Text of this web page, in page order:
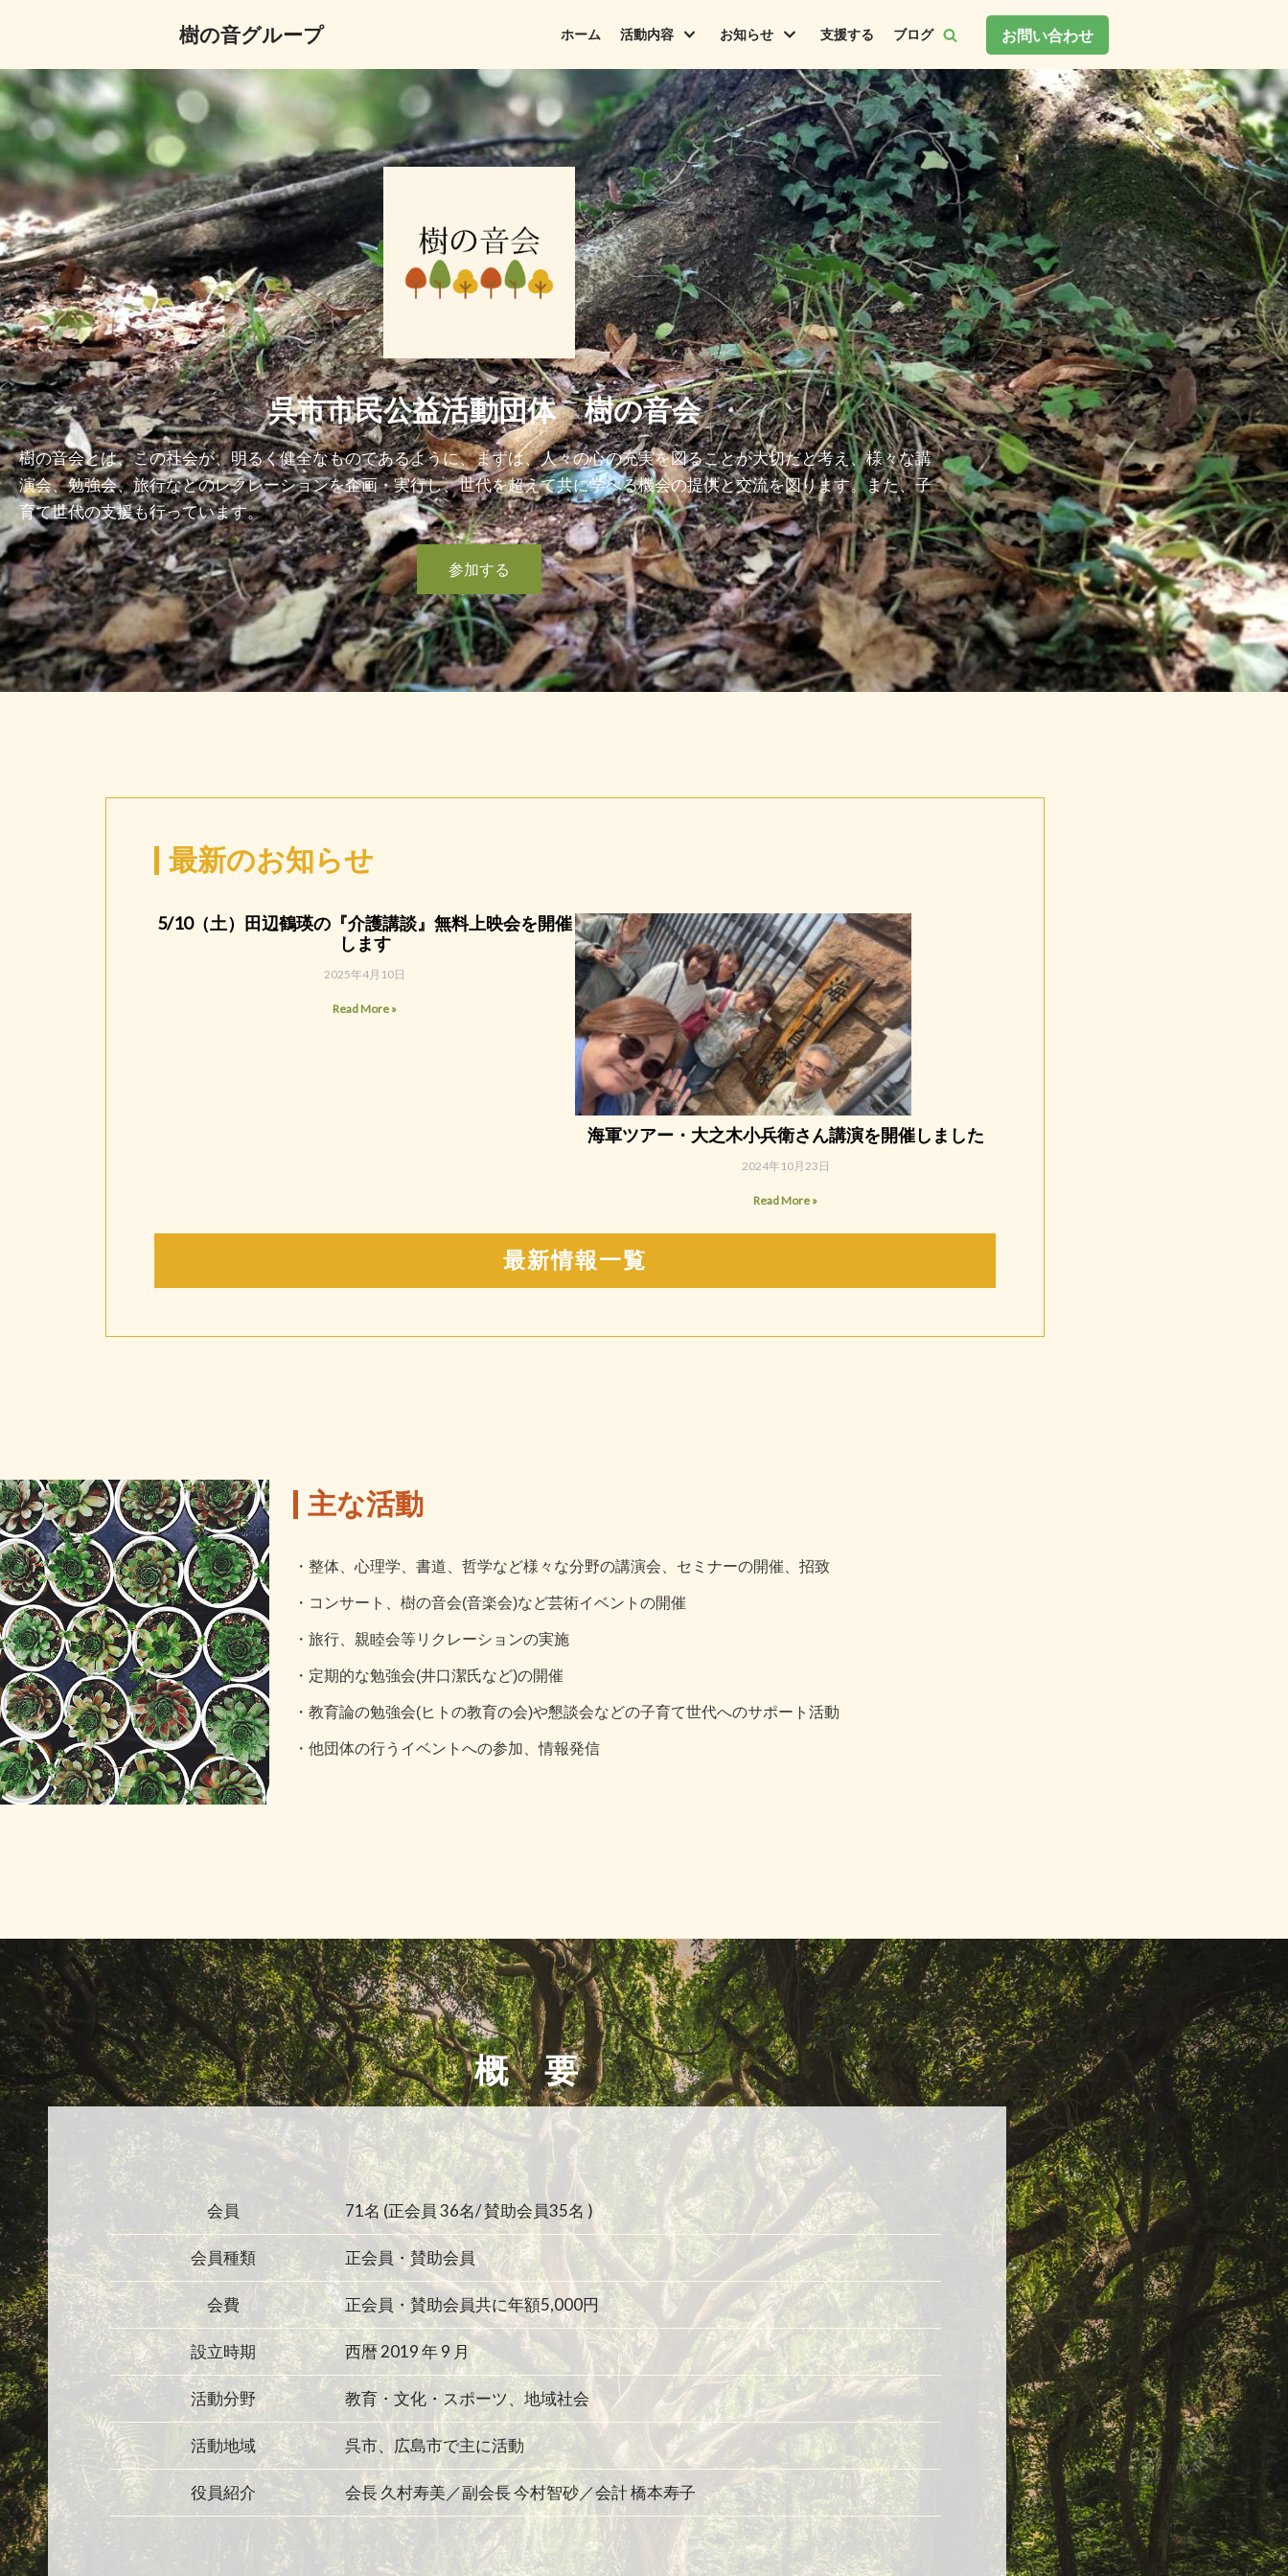
ン
テ
ン
ツ
へ
ス
キ
ッ
プ
樹の音グループ ホーム 活動内容 お知らせ 支援する ブログ お問い合わせ
呉市市民公益活動団体 樹の音会
樹の音会とは、この社会が、明るく健全なものであるように、まずは、人々の心の充実を図ることが大切だと考え、様々な講
演会、勉強会、旅行などのレクレーションを企画・実行し、世代を超えて共に学べる機会の提供と交流を図ります。また、子
育て世代の支援も行っています。
参加する
最新のお知らせ
5/10（土）田辺鶴瑛の『介護講談』無料上映会を開催
します
2025年4月10日
Read More »
海軍ツアー・大之木小兵衛さん講演を開催しました
2024年10月23日
Read More »
最新情報一覧
主な活動
・整体、心理学、書道、哲学など様々な分野の講演会、セミナーの開催、招致
・コンサート、樹の音会(音楽会)など芸術イベントの開催
・旅行、親睦会等リクレーションの実施
・定期的な勉強会(井口潔氏など)の開催
・教育論の勉強会(ヒトの教育の会)や懇談会などの子育て世代へのサポート活動
・他団体の行うイベントへの参加、情報発信
概 要
会員 71名 (正会員 36名/ 賛助会員35名 )
会員種類 正会員・賛助会員
会費 正会員・賛助会員共に年額5,000円
設立時期 西暦 2019 年 9 月
活動分野 教育・文化・スポーツ、地域社会
活動地域 呉市、広島市で主に活動
役員紹介 会長 久村寿美／副会長 今村智砂／会計 橋本寿子